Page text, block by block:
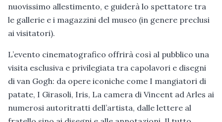
nuovissimo allestimento, e guiderà lo spettatore tra
le gallerie e i magazzini del museo (in genere preclusi
ai visitatori).
L’evento cinematografico offrirà così al pubblico una
visita esclusiva e privilegiata tra capolavori e disegni
di van Gogh: da opere iconiche come I mangiatori di
patate, I Girasoli, Iris, La camera di Vincent ad Arles ai
numerosi autoritratti dell’artista, dalle lettere al